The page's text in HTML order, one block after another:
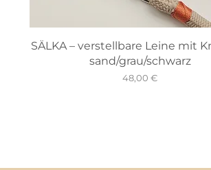
SÄLKA – verstellbare Leine mit
sand/grau/schwarz
Preis
48,00 €